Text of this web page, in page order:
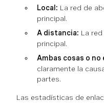
Local: La red de
principal.
A distancia: La
principal.
Ambas cosas o no
claramente la
partes.
Las estadísticas de